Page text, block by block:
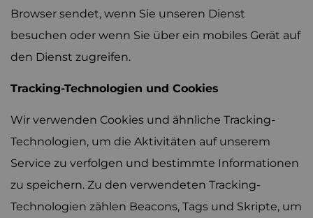
Browser sendet, wenn Sie unseren Dienst
besuchen oder wenn Sie über ein mobiles Gerät auf
den Dienst zugreifen.
Tracking-Technologien und Cookies
Wir verwenden Cookies und ähnliche Tracking-
Technologien, um die Aktivitäten auf unserem
Service zu verfolgen und bestimmte Informationen
zu speichern. Zu den verwendeten Tracking-
Technologien zählen Beacons, Tags und Skripte, um